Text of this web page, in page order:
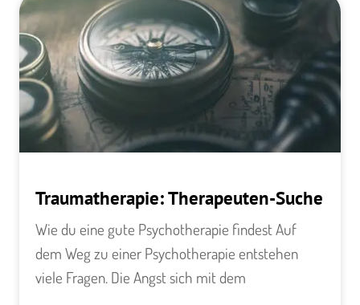
Traumatherapie: Therapeuten-Suche
Wie du eine gute Psychotherapie findest Auf
dem Weg zu einer Psychotherapie entstehen
viele Fragen. Die Angst sich mit dem